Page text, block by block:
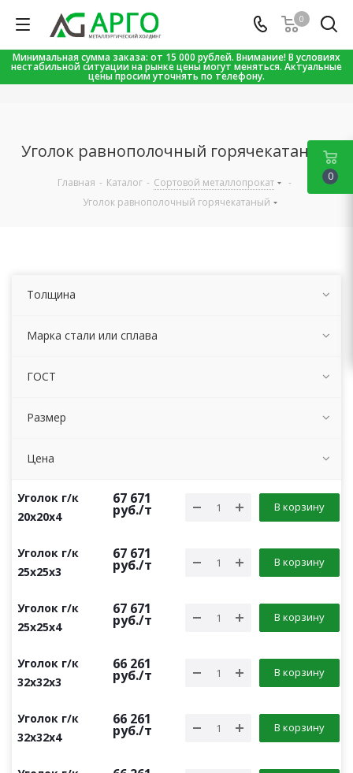
Минимальная сумма заказа: от 15 000 рублей. Внимание! В условиях
нестабильной ситуации на рынке цены могут меняться. Актуальные
цены просим уточнять по телефону.
0
Уголок равнополочный горячекатаный
Главная - Каталог - Сортовой металлопрокат
-
Уголок равнополочный горячекатаный
Толщина
Марка стали или сплава
ГОСТ
Размер
Цена
Уголок г/к
20х20х4
67 671
руб./т В корзину
Уголок г/к
25х25х3
67 671
руб./т В корзину
Уголок г/к
25х25х4
67 671
руб./т В корзину
Уголок г/к
32х32х3
66 261
руб./т В корзину
Уголок г/к
32х32х4
66 261
руб./т В корзину
0